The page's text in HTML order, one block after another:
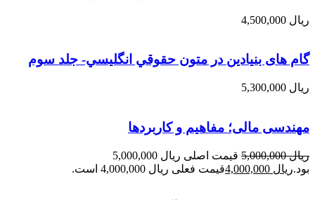
ریال
گام های بنیادین در متون حقوقي انگليسي- جلد سوم
ریال
مهندسی مالی؛ مفاهیم و کاربردها
ریال5,000,000
قیمت اصلی ریال 5,000,000
بود.ریال قیمت فعلی ریال 4,000,000 است.